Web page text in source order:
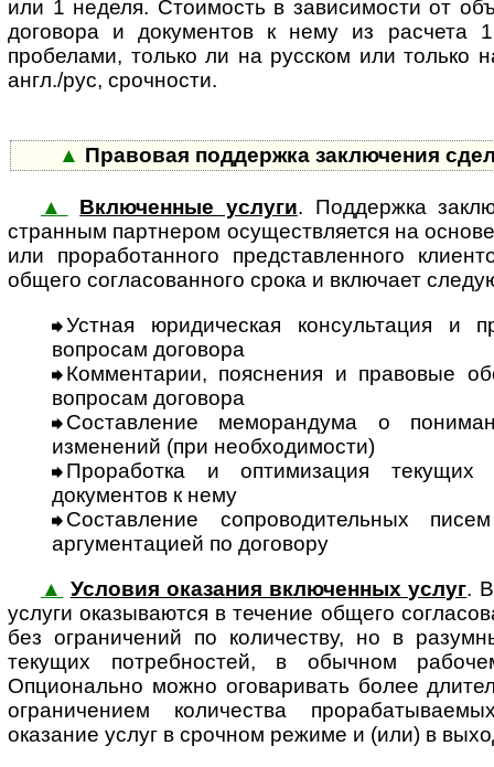
или 1 неделя. Стоимость в зависимости от
договора и документов к нему из расчета
пробелами, только ли на русском или только
англ./рус, срочности.
▲ Правовая поддержка заключения
▲ Включенные услуги. Поддержка
стран­ным партнером осущест­вляется на
или прора­ботан­ного пред­став­лен­ного
общего согла­сован­ного срока и включает
Устная юридическая консультация и
вопросам договора
Комментарии, пояснения и правовые
вопросам договора
Составление меморандума о
изменений (при необходимости)
Проработка и оптимизация текущих
документов к нему
Составление сопроводительных
аргументацией по договору
▲ Условия оказания включенных услуг.
услуги оказы­ваются в тече­ние общего
без ограни­чений по количеству, но в
текущих потреб­ностей, в обыч­ном
Опционально можно огова­ривать более
ограни­чением коли­чества
оказание услуг в срочном режиме и (или) в